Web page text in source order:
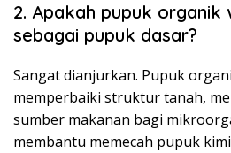
2. Apakah pupuk organik
sebagai pupuk dasar?
Sangat dianjurkan. Pupuk
memperbaiki struktur tanah,
sumber makanan bagi
membantu memecah pupuk